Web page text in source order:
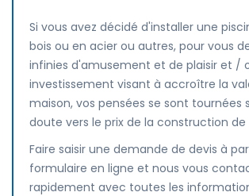
Si vous avez décidé d'installer une
bois ou en acier ou autres, pour vous
infinies d'amusement et de plaisir et /
investissement visant à accroître la
maison, vos pensées se sont tournées
doute vers le prix de la construction de
Faire saisir une demande de devis à
formulaire en ligne et nous vous
rapidement avec toutes les